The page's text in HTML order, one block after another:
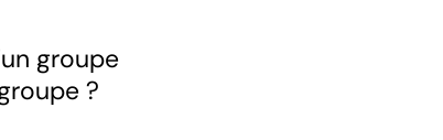
groupe
?